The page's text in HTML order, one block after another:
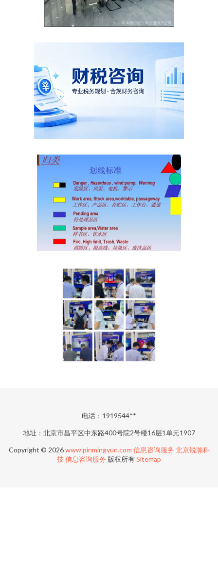
电话：1919544**
地址：北京市昌平区中东路400号院2号楼16层1单元1907
Copyright © 2026www.pinmingyun.com 信息咨询服务 北京锐瀚科
技信息咨询服务 版权所有Sitemap